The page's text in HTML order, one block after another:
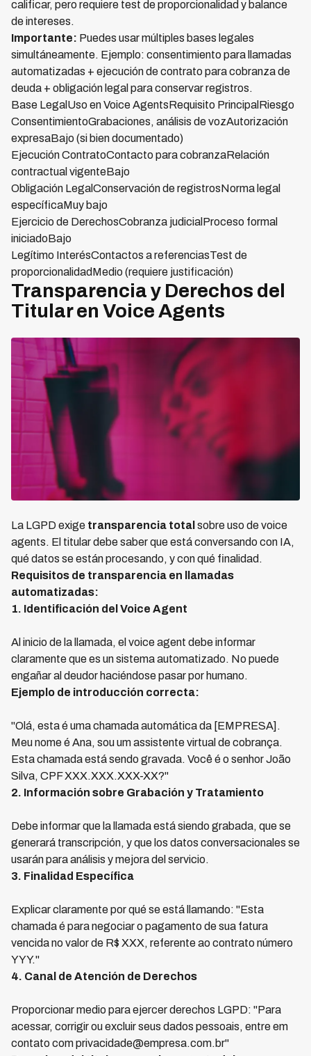
calificar, pero requiere test de proporcionalidad y balance
de intereses.
Importante: Puedes usar múltiples bases legales
simultáneamente. Ejemplo: consentimiento para llamadas
automatizadas + ejecución de contrato para cobranza de
deuda + obligación legal para conservar registros.
Base LegalUso en Voice AgentsRequisito PrincipalRiesgo
ConsentimientoGrabaciones, análisis de vozAutorización
expresaBajo (si bien documentado)
Ejecución ContratoContacto para cobranzaRelación
contractual vigenteBajo
Obligación LegalConservación de registrosNorma legal
específicaMuy bajo
Ejercicio de DerechosCobranza judicialProceso formal
iniciadoBajo
Legítimo InterésContactos a referenciasTest de
proporcionalidadMedio (requiere justificación)
Transparencia y Derechos del
Titular en Voice Agents
La LGPD exige transparencia total sobre uso de voice
agents. El titular debe saber que está conversando con IA,
qué datos se están procesando, y con qué finalidad.
Requisitos de transparencia en llamadas
automatizadas:
1. Identificación del Voice Agent
Al inicio de la llamada, el voice agent debe informar
claramente que es un sistema automatizado. No puede
engañar al deudor haciéndose pasar por humano.
Ejemplo de introducción correcta:
"Olá, esta é uma chamada automática da [EMPRESA].
Meu nome é Ana, sou um assistente virtual de cobrança.
Esta chamada está sendo gravada. Você é o senhor João
Silva, CPF XXX.XXX.XXX-XX?"
2. Información sobre Grabación y Tratamiento
Debe informar que la llamada está siendo grabada, que se
generará transcripción, y que los datos conversacionales se
usarán para análisis y mejora del servicio.
3. Finalidad Específica
Explicar claramente por qué se está llamando: "Esta
chamada é para negociar o pagamento de sua fatura
vencida no valor de R$ XXX, referente ao contrato número
YYY."
4. Canal de Atención de Derechos
Proporcionar medio para ejercer derechos LGPD: "Para
acessar, corrigir ou excluir seus dados pessoais, entre em
contato com privacidade@empresa.com.br"